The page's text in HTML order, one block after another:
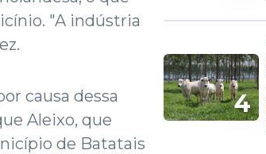
"A indústria
causa dessa
Aleixo, que
de Batatais
4